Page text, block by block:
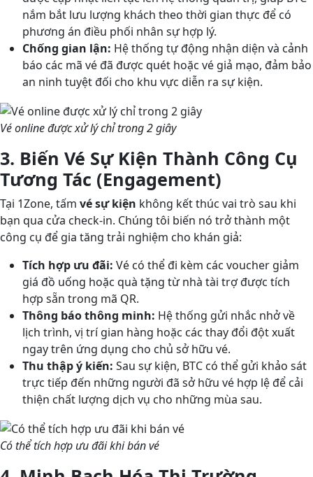
nắm bắt lưu lượng khách theo thời gian thực để có
phương án điều phối nhân sự hợp lý.
Chống gian lận: Hệ thống tự động nhận diện và cảnh
báo các mã vé đã được quét hoặc vé giả mạo, đảm bảo
an ninh tuyệt đối cho khu vực diễn ra sự kiện.
Vé online được xử lý chỉ trong 2 giây
3. Biến Vé Sự Kiện Thành Công Cụ
Tương Tác (Engagement)
Tại 1Zone, tấm vé sự kiện không kết thúc vai trò sau khi
bạn qua cửa check-in. Chúng tôi biến nó trở thành một
công cụ để gia tăng trải nghiệm cho khán giả:
Tích hợp ưu đãi: Vé có thể đi kèm các voucher giảm
giá đồ uống hoặc quà tặng từ nhà tài trợ được tích
hợp sẵn trong mã QR.
Thông báo thông minh: Hệ thống gửi nhắc nhở về
lịch trình, vị trí gian hàng hoặc các thay đổi đột xuất
ngay trên ứng dụng cho chủ sở hữu vé.
Thu thập ý kiến: Sau sự kiện, BTC có thể gửi khảo sát
trực tiếp đến những người đã sở hữu vé hợp lệ để cải
thiện chất lượng dịch vụ cho những mùa sau.
Có thể tích hợp ưu đãi khi bán vé